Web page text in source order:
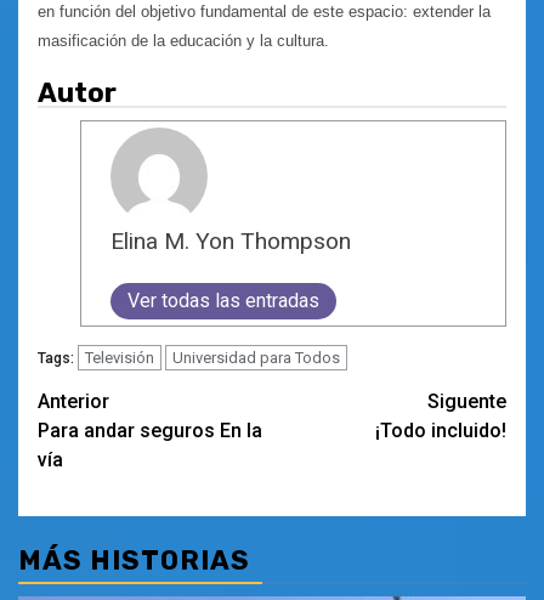
en función del objetivo fundamental de este espacio: extender la
masificación de la educación y la cultura.
Autor
Elina M. Yon Thompson
Ver todas las entradas
Tags: Televisión Universidad para Todos
Navegación
de
Anterior
Para andar seguros En la
vía
Siguente
¡Todo incluido!
MÁS HISTORIAS